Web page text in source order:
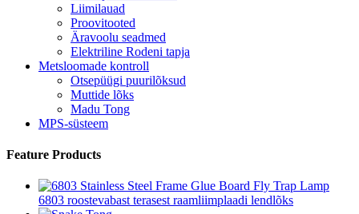
Liimilauad
Proovitooted
Äravoolu seadmed
Elektriline Rodeni tapja
Metsloomade kontroll
Otsepüügi puurilõksud
Muttide lõks
Madu Tong
MPS-süsteem
Feature Products
6803 roostevabast terasest raamliimplaadi lendlõks